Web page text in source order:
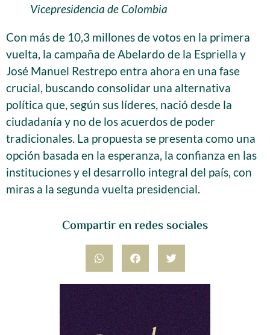
Compartir en redes sociales
Vicepresidencia de Colombia
Con más de 10,3 millones de votos en la primera
vuelta, la campaña de Abelardo de la Espriella y
José Manuel Restrepo entra ahora en una fase
crucial, buscando consolidar una alternativa
política que, según sus líderes, nació desde la
ciudadanía y no de los acuerdos de poder
tradicionales. La propuesta se presenta como una
opción basada en la esperanza, la confianza en las
instituciones y el desarrollo integral del país, con
miras a la segunda vuelta presidencial.